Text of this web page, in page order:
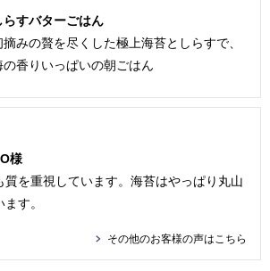
らすバターごはん
摘みの贅を尽くした極上海苔としらすで、
の香りいっぱいの朝ごはん
様
質を重視しています。海苔はやっぱり丸山
す。
その他のお客様の声はこちら